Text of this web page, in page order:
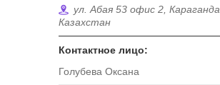
ул. Абая 53 офис 2, Караганда,
Казахстан
Голубева Оксана